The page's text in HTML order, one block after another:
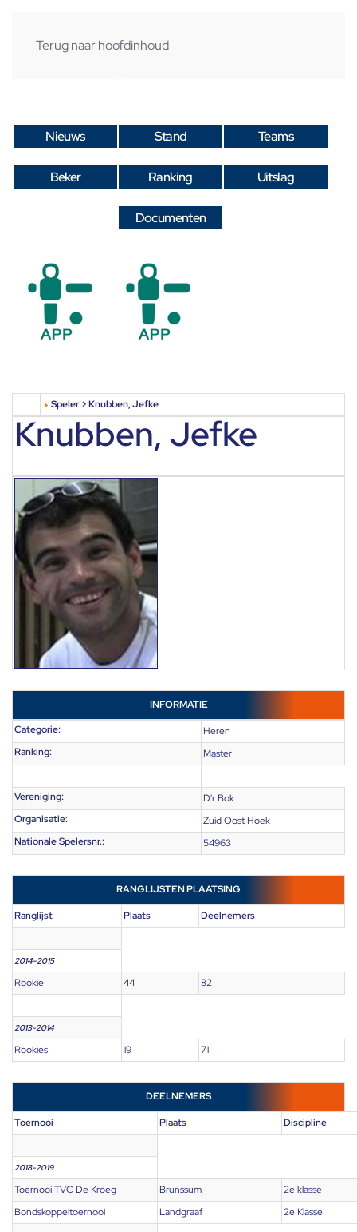
Terug naar hoofdinhoud
Nieuws Stand Teams
Beker Ranking Uitslag
Documenten
Speler > Knubben, Jefke
Knubben, Jefke
INFORMATIE
Categorie:
Heren
Ranking:
Master
Vereniging:
D'r Bok
Organisatie:
Zuid Oost Hoek
Nationale Spelersnr.:
54963
RANGLIJSTEN PLAATSING
Ranglijst Plaats Deelnemers
2014-2015
Rookie 44 82
2013-2014
Rookies 19 71
DEELNEMERS
Toernooi Plaats Discipline
2018-2019
Toernooi TVC De Kroeg Brunssum
2e klasse
Bondskoppeltoernooi
Landgraaf 2e Klasse